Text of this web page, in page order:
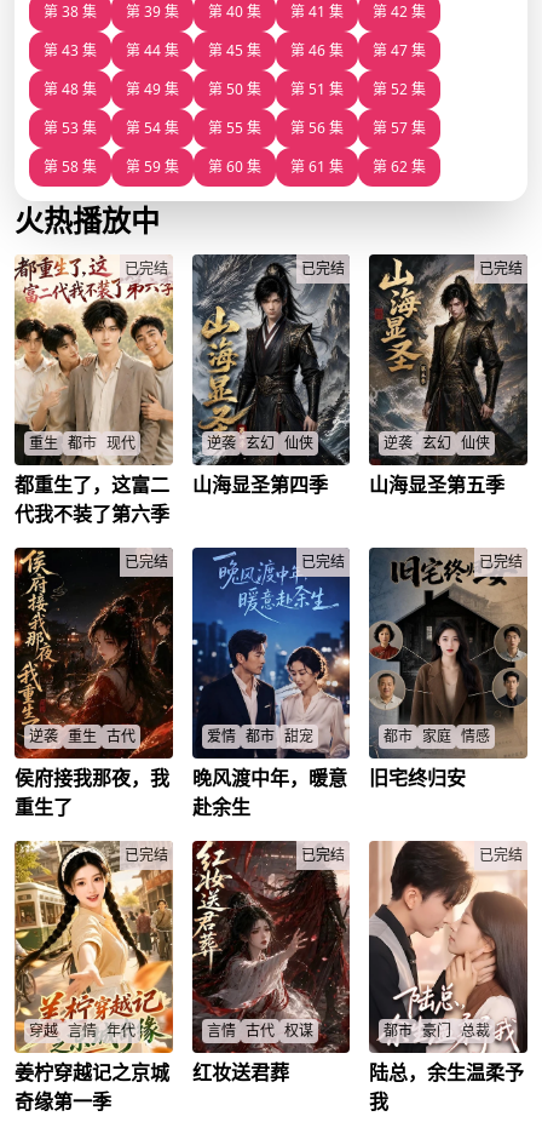
第 38 集
第 39 集 第 40 集 第 41 集
第 42 集
第 43 集
第 44 集 第 45 集 第 46 集
第 47 集
第 48 集
第 49 集 第 50 集 第 51 集
第 52 集
第 53 集
第 54 集 第 55 集 第 56 集
第 57 集
第 58 集
第 59 集 第 60 集 第 61 集 第 62 集
火热播放中
已完结
重生 都市 现代
第六季开启！陆川与
室友的温馨日常再次
来袭！在新的旅程
温柔长辈周爷爷重
逢，重拾纯粹温暖的
旧情。不成想返校后
突遇商业困境，身边
伙伴接连遭遇难题，
陆川没有慌乱退缩，
携手韩东、赵一帆、
陈子昂一众挚友并肩
前行。大家各自拿出
自身优势彼此扶持，
用坚实的友谊同心协
力冷静化解危机，陈
子昂也意外知晓母亲
背后的秘密。全程朋
又有新的相遇启程。
都重生了，这富二
代我不装了第六季
已完结
逆袭 玄幻 仙侠
龙脊岭深处，小小采
关万军之中一箭毙
敌，阵斩云蒙皇子！
功震朝野，帝心大
悦，破例封爵——天
赐侯！锦衣怒马，银
章在腰，少年英杰，
守护一方。看他仗剑
江湖，怀仁心，行侠
义，于波澜壮阔的大
时代，写下属于自己
的英雄传奇！
山海显圣第四季
已完结
逆袭 玄幻 仙侠
龙脊岭深处，小小采
关万军之中一箭毙
敌，阵斩云蒙皇子！
功震朝野，帝心大
悦，破例封爵——天
赐侯！锦衣怒马，银
章在腰，少年英杰，
守护一方。看他仗剑
江湖，怀仁心，行侠
义，于波澜壮阔的大
时代，写下属于自己
的英雄传奇！
山海显圣第五季
已完结
逆袭 重生 古代
她是侯府流落在外的
真千金，却被养父母
算计，被假千金夺走
人生，最终惨死深
渊。一朝重生，回到
侯府接她的那一夜。
这一次，她不再忍
让。斗恶亲、揭阴
谋、夺回身份，她要
让所有欺她辱她之人
付出代价。只是那个
曾助她复仇的男人，
也悄然闯入她的命
运，侯门深似海，这
一世，她要杀出属于
自己的锦绣人生。
侯府接我那夜，我
重生了
已完结
爱情 都市 甜宠
中年男女隐瞒身份相
亲，网约车司机身份
下真爱能否重启余
生？
林纪远/姜意/
晚风渡中年，暖意
赴余生
已完结
都市 家庭 情感
父母卖四合院500万
级，最终回归安稳？
夏栀
江启川/书瑶/
旧宅终归安
已完结
穿越 言情 年代
姜柠意外来到一本年
代小说中，成为与丈
夫沈墨聚少离多的年
姜柠穿越记之京城
奇缘第一季
已完结
言情 古代 权谋
大宋嫡公主宋溶月被
红妆送君葬
已完结
都市 豪门 总裁
穷孕妇被叔叔赶出家
门，意外撞上霸道总
裁，豪门婚姻能否逆
陆总，余生温柔予
我